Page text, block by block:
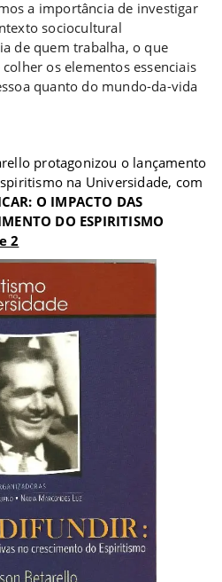
a importância de investigar
sociocultural
de quem trabalha, o que
os elementos essenciais
quanto do mundo-da-vida
protagonizou o lançamento
na Universidade, com
O IMPACTO DAS
DO ESPIRITISMO
2